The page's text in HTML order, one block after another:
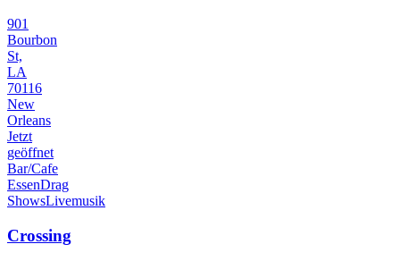
901
Bourbon
St,
LA
70116
New
Orleans
Jetzt
geöffnet
Bar/Cafe
EssenDrag
ShowsLivemusik
Crossing